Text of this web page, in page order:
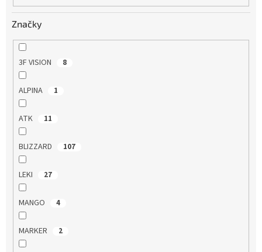
Značky
3F VISION 8
ALPINA 1
ATK 11
BLIZZARD 107
LEKI 27
MANGO 4
MARKER 2